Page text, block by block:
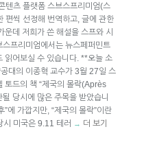
텐츠 플랫폼 스브스프리미엄(스
편씩 선정해 번역하고, 글에 관한
운데 저희가 쓴 해설을 스프와 시
프리미엄에서는 뉴스페퍼민트
읽어보실 수 있습니다. **오늘 소
대의 이종혁 교수가 3월 27일 스
토드의 책 “제국의 몰락(Après
당시에 많은 주목을 받았습니
”에 가깝지만, “제국의 몰락”이란
시 미국은 9.11 테러 → 더 보기